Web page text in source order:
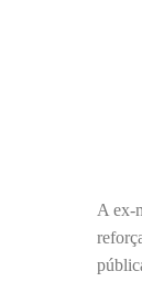
A ex-